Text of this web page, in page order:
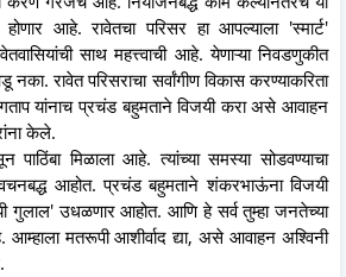
होणार आहे. रावेतचा परिसर हा आपल्याला 'स्मार्ट'
साथ महत्त्वाची आहे. येणाऱ्या निवडणुकीत
नका. रावेत परिसराचा सर्वांगीण विकास करण्याकरिता
यांनाच प्रचंड बहुमताने विजयी करा असे आवाहन
केले.
मिळाला आहे. त्यांच्या समस्या सोडवण्याचा
आहोत. प्रचंड बहुमताने शंकरभाऊंना विजयी
उधळणार आहोत. आणि हे सर्व तुम्हा जनतेच्या
आम्हाला मतरूपी आशीर्वाद द्या, असे आवाहन अश्विनी